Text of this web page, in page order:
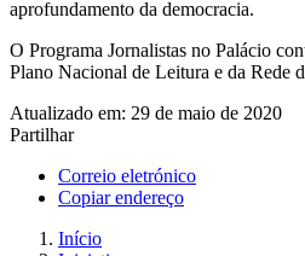
aprofundamento da democracia.
O Programa Jornalistas no Palácio
Plano Nacional de Leitura e da Rede
Atualizado em: 29 de maio de 2020
Partilhar
Correio eletrónico
Copiar endereço
Início